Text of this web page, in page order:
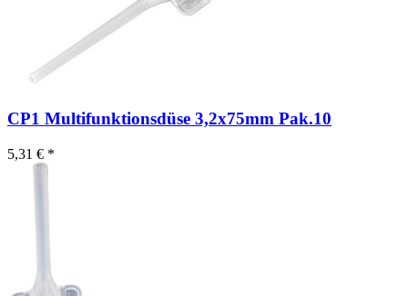
CP1 Multifunktionsdüse 3,2x75mm Pak.10
5,31 € *